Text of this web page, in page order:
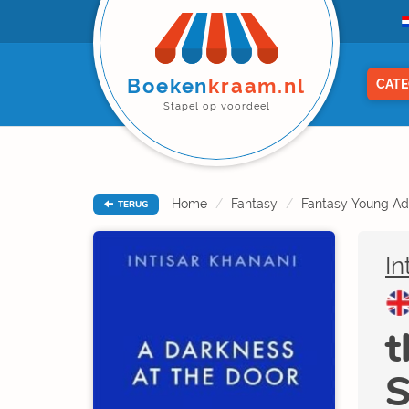
Boekenkraam.nl
Stapel op voordeel
TERUG Home Fantasy Fantasy Young